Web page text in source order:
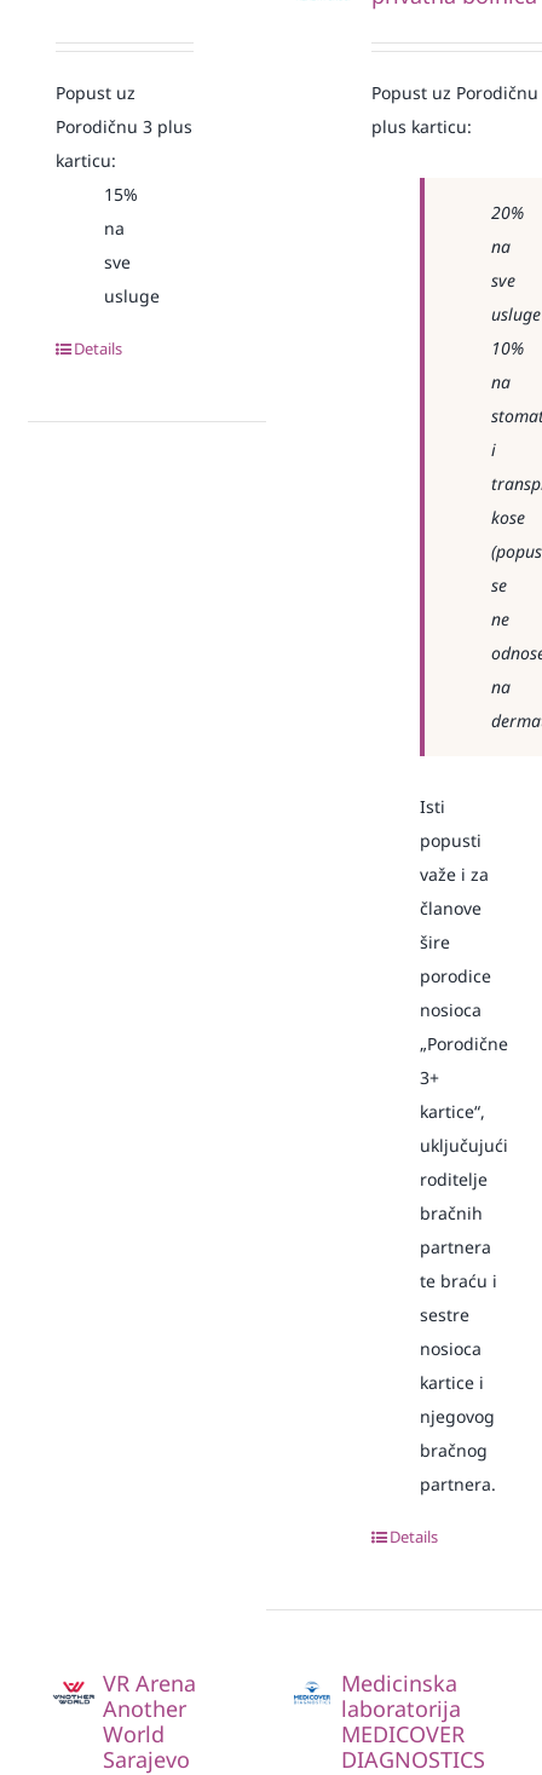
Popust uz
Porodičnu 3 plus
karticu:
15%
na
sve
usluge
Details
Popust uz Porodičnu
plus karticu:
20%
na
sve
usluge
10%
na
i
kose
se
ne
na
Isti
popusti
važe i za
članove
šire
porodice
nosioca
„Porodične
3+
kartice“,
uključujući
roditelje
bračnih
partnera
te braću i
sestre
nosioca
kartice i
njegovog
bračnog
partnera.
Details
VR Arena
Another
World
Sarajevo
Medicinska
laboratorija
MEDICOVER
DIAGNOSTICS